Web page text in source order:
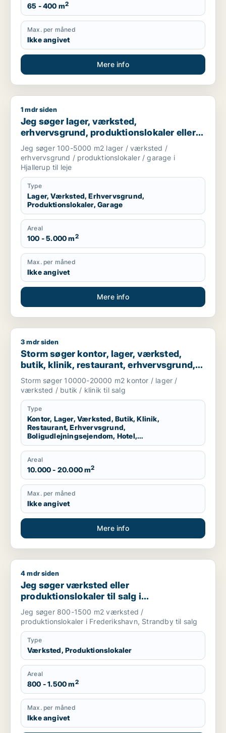
65 - 400 m2
Max. per måned
Ikke angivet
Mere info
Jeg søger lager, værksted, erhvervsgrund,
1 mdr siden
Jeg søger lager, værksted,
erhvervsgrund, produktionslokaler eller
garage til leje i Hjallerup
Jeg søger 100-5000 m2 lager / værksted /
erhvervsgrund / produktionslokaler / garage i
Hjallerup til leje
Type
Lager, Værksted, Erhvervsgrund,
Produktionslokaler, Garage
Areal
100 - 5.000 m2
Max. per måned
Ikke angivet
Mere info
Storm søger kontor, lager, værksted, butik, klinik,
3 mdr siden
Storm søger kontor, lager, værksted,
butik, klinik, restaurant, erhvervsgrund,
boligudlejningsejendom, hotel,
produktionslokaler eller garage til salg i
Vallensbæk, Ballerup eller Allerød m.fl.
Storm søger 10000-20000 m2 kontor / lager /
værksted / butik / klinik til salg
Type
Kontor, Lager, Værksted, Butik, Klinik,
Restaurant, Erhvervsgrund,
Boligudlejningsejendom, Hotel,
Produktionslokaler, Garage
Areal
10.000 - 20.000 m2
Max. per måned
Ikke angivet
Mere info
Jeg søger værksted eller produktionslokaler til salg i
4 mdr siden
Jeg søger værksted eller
produktionslokaler til salg i
Frederikshavn eller Strandby
Jeg søger 800-1500 m2 værksted /
produktionslokaler i Frederikshavn, Strandby til salg
Type
Værksted, Produktionslokaler
Areal
800 - 1.500 m2
Max. per måned
Ikke angivet